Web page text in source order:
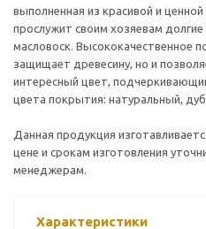
выполненная из красивой и
прослужит своим хозяевам
масловоск. Высококачественное
защищает древесину, но и
интересный цвет,
цвета покрытия: натуральный,
Данная продукция
цене и срокам изготовления
менеджерам.
Характеристики